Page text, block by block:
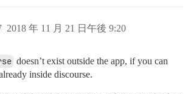
2018 年 11 月 21 日午後 9:20
doesn’t exist outside the app, if you can
inside discourse.